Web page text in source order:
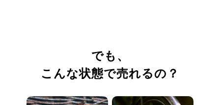
でも、
こんな状態で売れるの？